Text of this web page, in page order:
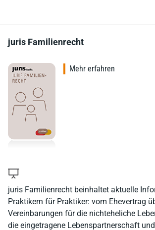
juris Familienrecht
juris Familienrecht beinhaltet aktuelle
Praktikern für Praktiker: vom Ehevertrag
Vereinbarungen für die nichteheliche
die eingetragene Lebenspartnerschaft und
Mehr erfahren